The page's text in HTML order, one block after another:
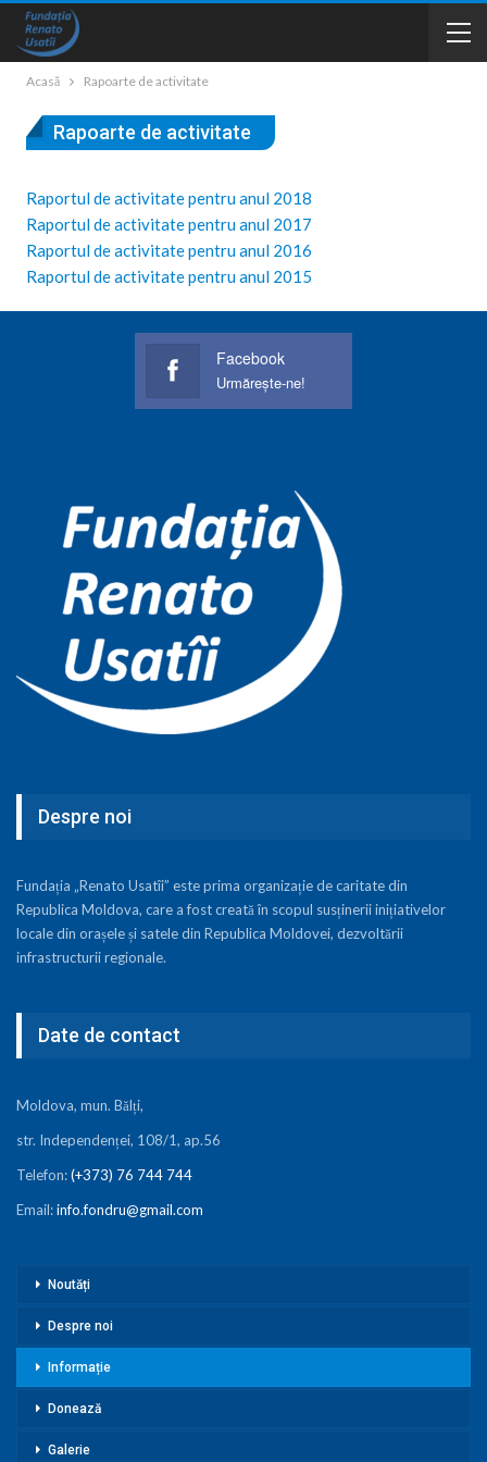
Acasă Rapoarte de activitate
Rapoarte de activitate
Raportul de activitate pentru anul 2018
Raportul de activitate pentru anul 2017
Raportul de activitate pentru anul 2016
Raportul de activitate pentru anul 2015
Facebook
Urmărește-ne!
Despre noi
Fundația „Renato Usatîi” este prima organizație de caritate din
Republica Moldova, care a fost creată în scopul susținerii inițiativelor
locale din orașele și satele din Republica Moldovei, dezvoltării
infrastructurii regionale.
Date de contact
Moldova, mun. Bălți,
str. Independenței, 108/1, ap.56
Telefon:(+373) 76 744 744
Email:info.fondru@gmail.com
Noutăți
Despre noi
Informație
Donează
Galerie